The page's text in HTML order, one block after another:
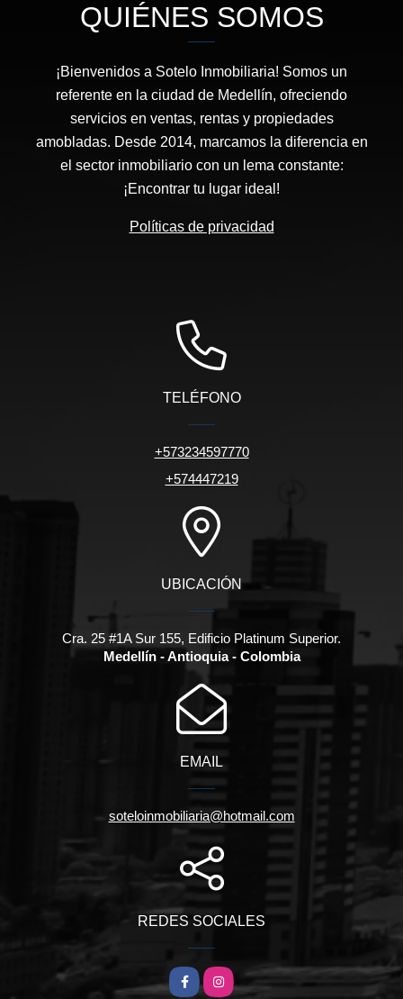
QUIÉNES SOMOS
¡Bienvenidos a Sotelo Inmobiliaria! Somos un
referente en la ciudad de Medellín, ofreciendo
servicios en ventas, rentas y propiedades
amobladas. Desde 2014, marcamos la diferencia en
el sector inmobiliario con un lema constante:
¡Encontrar tu lugar ideal!
Políticas de privacidad
TELÉFONO
+573234597770
+574447219
UBICACIÓN
Cra. 25 #1A Sur 155, Edificio Platinum Superior.
Medellín - Antioquia - Colombia
EMAIL
soteloinmobiliaria@hotmail.com
REDES SOCIALES
FacebookInstagram